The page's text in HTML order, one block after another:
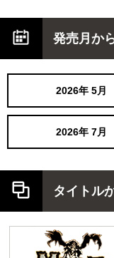
発売月か
2026年5月
2026年7月
タイトル